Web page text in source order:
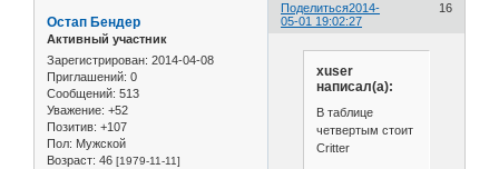
Поделиться 16
2014-
05-01 19:02:27
Остап Бендер
Активный участник
Зарегистрирован: 2014-04-08
Приглашений: 0
Сообщений: 513
Уважение: +52
Позитив: +107
Пол: Мужской
Возраст: 46 [1979-11-11]
xuser
написал(а):
В таблице
четвертым стоит
Critter